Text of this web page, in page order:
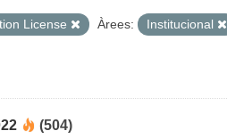
License Àrees: Institucional
(504)